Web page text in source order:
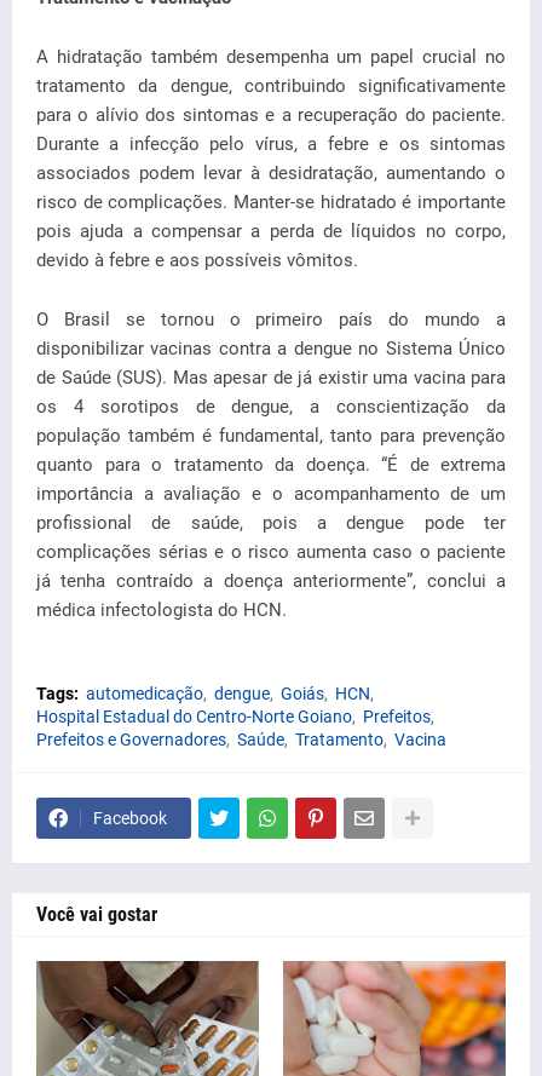
A hidratação também desempenha um papel crucial no
tratamento da dengue, contribuindo significativamente
para o alívio dos sintomas e a recuperação do paciente.
Durante a infecção pelo vírus, a febre e os sintomas
associados podem levar à desidratação, aumentando o
risco de complicações. Manter-se hidratado é importante
pois ajuda a compensar a perda de líquidos no corpo,
devido à febre e aos possíveis vômitos.
O Brasil se tornou o primeiro país do mundo a
disponibilizar vacinas contra a dengue no Sistema Único
de Saúde (SUS). Mas apesar de já existir uma vacina para
os 4 sorotipos de dengue, a conscientização da
população também é fundamental, tanto para prevenção
quanto para o tratamento da doença. “É de extrema
importância a avaliação e o acompanhamento de um
profissional de saúde, pois a dengue pode ter
complicações sérias e o risco aumenta caso o paciente
já tenha contraído a doença anteriormente”, conclui a
médica infectologista do HCN.
Tags: automedicação dengue Goiás
HCN
Hospital Estadual do Centro-Norte Goiano
Prefeitos
Prefeitos e Governadores Saúde Tratamento Vacina
Facebook
Você vai gostar